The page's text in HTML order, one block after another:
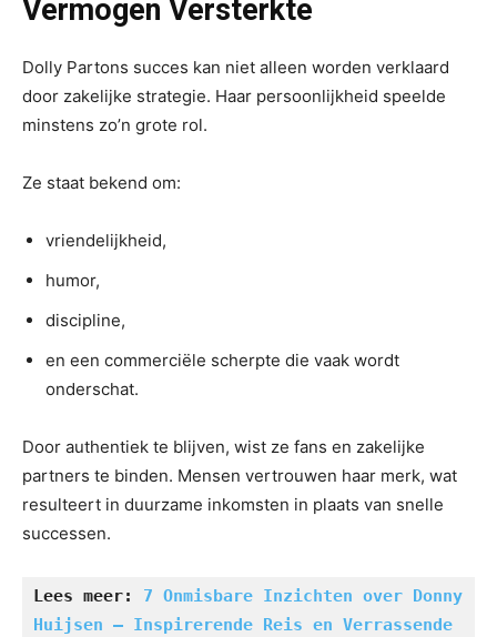
Vermogen Versterkte
Dolly Partons succes kan niet alleen worden verklaard
door zakelijke strategie. Haar persoonlijkheid speelde
minstens zo’n grote rol.
Ze staat bekend om:
vriendelijkheid,
humor,
discipline,
en een commerciële scherpte die vaak wordt
onderschat.
Door authentiek te blijven, wist ze fans en zakelijke
partners te binden. Mensen vertrouwen haar merk, wat
resulteert in duurzame inkomsten in plaats van snelle
successen.
Lees meer: 7 Onmisbare Inzichten over Donny
Huijsen – Inspirerende Reis en Verrassende